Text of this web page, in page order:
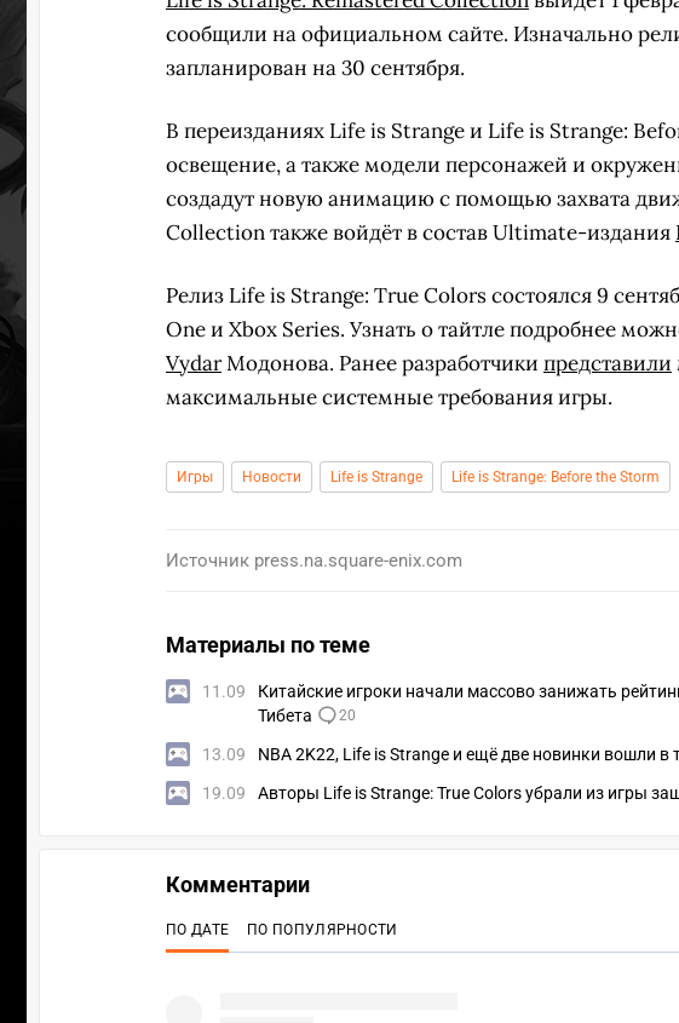
сообщили на официальном сайте. Изначально
запланирован на 30 сентября.
В переизданиях Life is Strange и Life is Strange:
освещение, а также модели персонажей и
создадут новую анимацию с помощью захвата
Collection также войдёт в состав Ultimate-издания
Релиз Life is Strange: True Colors состоялся 9
One и Xbox Series. Узнать о тайтле подробнее
VydarМодонова. Ранее разработчики представили
максимальные системные требования игры.
Игры Новости Life is Strange Life is Strange: Before the Storm
Источник press.na.square-enix.com
Материалы по теме
11.09
Китайские игроки начали массово занижать
Тибета
20
13.09 NBA 2K22, Life is Strange и ещё две новинки вошли в
19.09 Авторы Life is Strange: True Colors убрали из игры
Комментарии
ПО ДАТЕ ПО ПОПУЛЯРНОСТИ